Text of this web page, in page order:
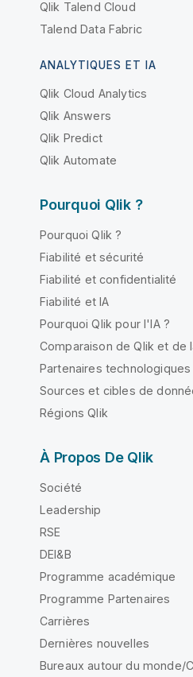
Qlik Talend Cloud
Talend Data Fabric
ANALYTIQUES ET IA
Qlik Cloud Analytics
Qlik Answers
Qlik Predict
Qlik Automate
Pourquoi Qlik ?
Pourquoi Qlik ?
Fiabilité et sécurité
Fiabilité et confidentialité
Fiabilité et IA
Pourquoi Qlik pour l'IA ?
Comparaison de Qlik et de
Partenaires technologiques
Sources et cibles de
Régions Qlik
À Propos De Qlik
Société
Leadership
RSE
DEI&B
Programme académique
Programme Partenaires
Carrières
Dernières nouvelles
Bureaux autour du monde/